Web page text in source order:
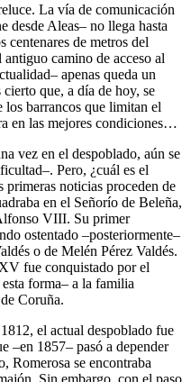
La vía de comunicación
desde Aleas– no llega hasta
centenares de metros del
camino de acceso al
apenas queda un
que, a día de hoy, se
los barrancos que limitan el
en las mejores condiciones…
vez en el despoblado, aún se
Pero, ¿cuál es el
primeras noticias proceden de
en el Señorío de Beleña,
VIII. Su primer
ostentado –posteriormente–
o de Melén Pérez Valdés.
fue conquistado por el
forma– a la familia
Coruña.
el actual despoblado fue
–en 1857– pasó a depender
Romerosa se encontraba
Sin embargo, con el paso